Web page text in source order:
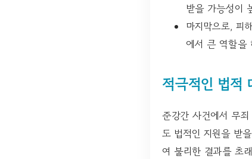
받을 가능성이
마지막으로, 피
에서 큰 역할을
적극적인 법적
준강간 사건에서 무
도 법적인 지원을 받
여 불리한 결과를 초